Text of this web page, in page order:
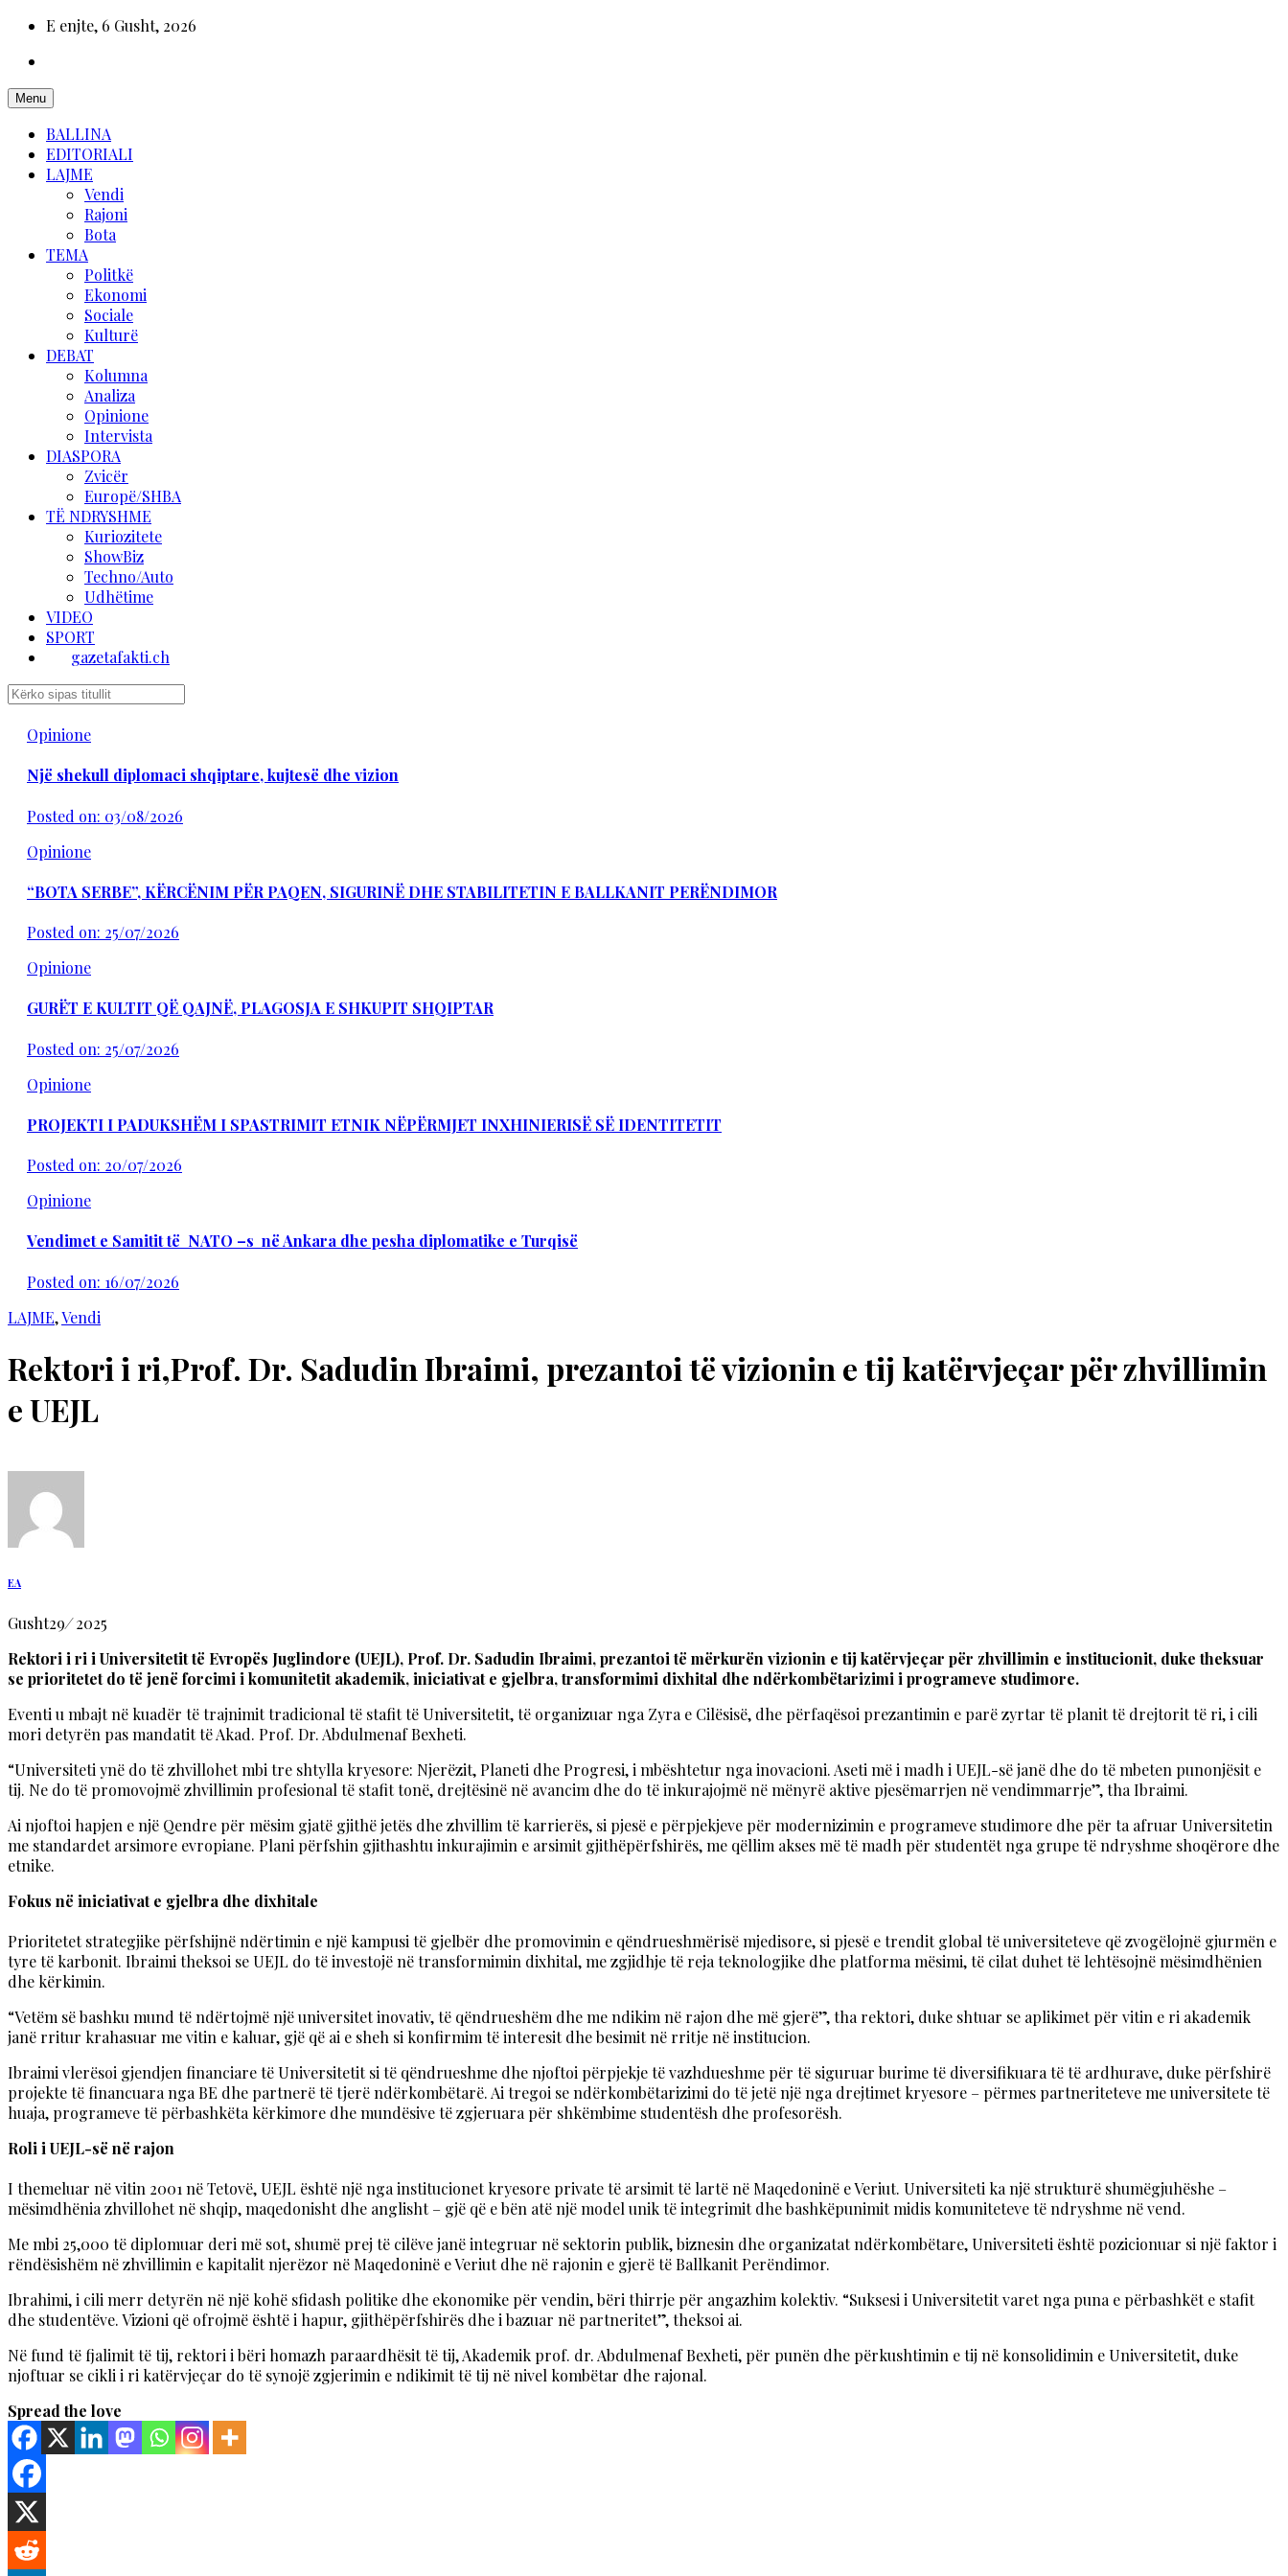
E enjte, 6 Gusht, 2026
Menu
BALLINA
EDITORIALI
LAJME
Vendi
Rajoni
Bota
TEMA
Politkë
Ekonomi
Sociale
Kulturë
DEBAT
Kolumna
Analiza
Opinione
Intervista
DIASPORA
Zvicër
Europë/SHBA
TË NDRYSHME
Kuriozitete
ShowBiz
Techno/Auto
Udhëtime
VIDEO
SPORT
gazetafakti.ch
Opinione
Një shekull diplomaci shqiptare, kujtesë dhe vizion
Posted on: 03/08/2026
Opinione
“BOTA SERBE”, KËRCËNIM PËR PAQEN, SIGURINË DHE STABILITETIN E BALLKANIT PERËNDIMOR
Posted on: 25/07/2026
Opinione
GURËT E KULTIT QË QAJNË, PLAGOSJA E SHKUPIT SHQIPTAR
Posted on: 25/07/2026
Opinione
PROJEKTI I PADUKSHËM I SPASTRIMIT ETNIK NËPËRMJET INXHINIERISË SË IDENTITETIT
Posted on: 20/07/2026
Opinione
Vendimet e Samitit të NATO –s në Ankara dhe pesha diplomatike e Turqisë
Posted on: 16/07/2026
LAJME,Vendi
Rektori i ri,Prof. Dr. Sadudin Ibraimi, prezantoi të vizionin e tij katërvjeçar për zhvillimin
e UEJL
EA
Gusht29/2025
Rektori i ri i Universitetit të Evropës Juglindore (UEJL), Prof. Dr. Sadudin Ibraimi, prezantoi të mërkurën vizionin e tij katërvjeçar për zhvillimin e institucionit, duke theksuar
se prioritetet do të jenë forcimi i komunitetit akademik, iniciativat e gjelbra, transformimi dixhital dhe ndërkombëtarizimi i programeve studimore.
Eventi u mbajt në kuadër të trajnimit tradicional të stafit të Universitetit, të organizuar nga Zyra e Cilësisë, dhe përfaqësoi prezantimin e parë zyrtar të planit të drejtorit të ri, i cili
mori detyrën pas mandatit të Akad. Prof. Dr. Abdulmenaf Bexheti.
“Universiteti ynë do të zhvillohet mbi tre shtylla kryesore: Njerëzit, Planeti dhe Progresi, i mbështetur nga inovacioni. Aseti më i madh i UEJL-së janë dhe do të mbeten punonjësit e
tij. Ne do të promovojmë zhvillimin profesional të stafit tonë, drejtësinë në avancim dhe do të inkurajojmë në mënyrë aktive pjesëmarrjen në vendimmarrje”, tha Ibraimi.
Ai njoftoi hapjen e një Qendre për mësim gjatë gjithë jetës dhe zhvillim të karrierës, si pjesë e përpjekjeve për modernizimin e programeve studimore dhe për ta afruar Universitetin
me standardet arsimore evropiane. Plani përfshin gjithashtu inkurajimin e arsimit gjithëpërfshirës, ​​me qëllim akses më të madh për studentët nga grupe të ndryshme shoqërore dhe
etnike.
Fokus në iniciativat e gjelbra dhe dixhitale
Prioritetet strategjike përfshijnë ndërtimin e një kampusi të gjelbër dhe promovimin e qëndrueshmërisë mjedisore, si pjesë e trendit global të universiteteve që zvogëlojnë gjurmën e
tyre të karbonit. Ibraimi theksoi se UEJL do të investojë në transformimin dixhital, me zgjidhje të reja teknologjike dhe platforma mësimi, të cilat duhet të lehtësojnë mësimdhënien
dhe kërkimin.
“Vetëm së bashku mund të ndërtojmë një universitet inovativ, të qëndrueshëm dhe me ndikim në rajon dhe më gjerë”, tha rektori, duke shtuar se aplikimet për vitin e ri akademik
janë rritur krahasuar me vitin e kaluar, gjë që ai e sheh si konfirmim të interesit dhe besimit në rritje në institucion.
Ibraimi vlerësoi gjendjen financiare të Universitetit si të qëndrueshme dhe njoftoi përpjekje të vazhdueshme për të siguruar burime të diversifikuara të të ardhurave, duke përfshirë
projekte të financuara nga BE dhe partnerë të tjerë ndërkombëtarë. Ai tregoi se ndërkombëtarizimi do të jetë një nga drejtimet kryesore – përmes partneriteteve me universitete të
huaja, programeve të përbashkëta kërkimore dhe mundësive të zgjeruara për shkëmbime studentësh dhe profesorësh.
Roli i UEJL-së në rajon
I themeluar në vitin 2001 në Tetovë, UEJL është një nga institucionet kryesore private të arsimit të lartë në Maqedoninë e Veriut. Universiteti ka një strukturë shumëgjuhëshe –
mësimdhënia zhvillohet në shqip, maqedonisht dhe anglisht – gjë që e bën atë një model unik të integrimit dhe bashkëpunimit midis komuniteteve të ndryshme në vend.
Me mbi 25,000 të diplomuar deri më sot, shumë prej të cilëve janë integruar në sektorin publik, biznesin dhe organizatat ndërkombëtare, Universiteti është pozicionuar si një faktor i
rëndësishëm në zhvillimin e kapitalit njerëzor në Maqedoninë e Veriut dhe në rajonin e gjerë të Ballkanit Perëndimor.
Ibrahimi, i cili merr detyrën në një kohë sfidash politike dhe ekonomike për vendin, bëri thirrje për angazhim kolektiv. “Suksesi i Universitetit varet nga puna e përbashkët e stafit
dhe studentëve. Vizioni që ofrojmë është i hapur, gjithëpërfshirës dhe i bazuar në partneritet”, theksoi ai.
Në fund të fjalimit të tij, rektori i bëri homazh paraardhësit të tij, Akademik prof. dr. Abdulmenaf Bexheti, për punën dhe përkushtimin e tij në konsolidimin e Universitetit, duke
njoftuar se cikli i ri katërvjeçar do të synojë zgjerimin e ndikimit të tij në nivel kombëtar dhe rajonal.
Spread the love